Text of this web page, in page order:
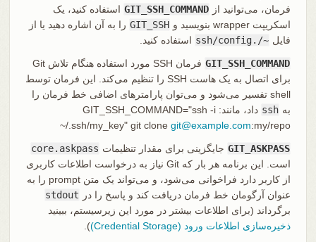
فرمان، می‌توانید از GIT_SSH_COMMAND استفاده کنید، یک
اسکریپت wrapper بنویسید و
GIT_SSH را به آن اشاره دهید یا از
فایل ~/.ssh/config استفاده کنید.
GIT_SSH_COMMAND
فرمان SSH مورد استفاده هنگام تلاش Git
برای اتصال به یک هاست SSH را تنظیم می‌کند. این فرمان توسط
shell تفسیر می‌شود و می‌توان پارامترهای اضافی خط فرمان را
به ssh
داد، مانند: GIT_SSH_COMMAND="ssh -i
~/.ssh/my_key" git clonegit@example.com:my/repo
GIT_ASKPASS جایگزینی برای مقدار تنظیمات core.askpass
است. این برنامه هر بار که Git نیاز به درخواست اطلاعات کاربری
از کاربر دارد فراخوانی می‌شود، و می‌تواند یک متن prompt را به
عنوان آرگومان خط فرمان دریافت کند و پاسخ را در
stdout
برگرداند (برای اطلاعات بیشتر در مورد این زیرسیستم، ببینید
ذخیره‌سازی اطلاعات ورود (Credential Storage)
).